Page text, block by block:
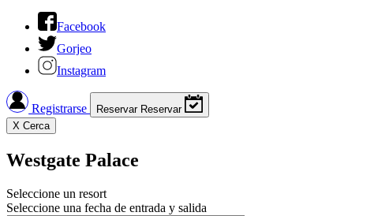
Facebook
Gorjeo
Instagram
Registrarse Reservar Reservar
X Cerca
Westgate Palace
Seleccione un resort
Seleccione una fecha de entrada y salida